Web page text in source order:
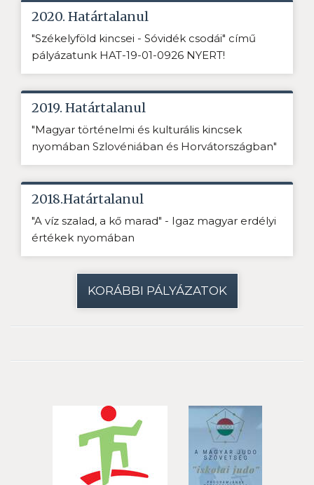
2020. Határtalanul
"Székelyföld kincsei - Sóvidék csodái" című
pályázatunk HAT-19-01-0926 NYERT!
2019. Határtalanul
"Magyar történelmi és kulturális kincsek
nyomában Szlovéniában és Horvátországban"
2018.Határtalanul
"A víz szalad, a kő marad" - Igaz magyar erdélyi
értékek nyomában
KORÁBBI PÁLYÁZATOK